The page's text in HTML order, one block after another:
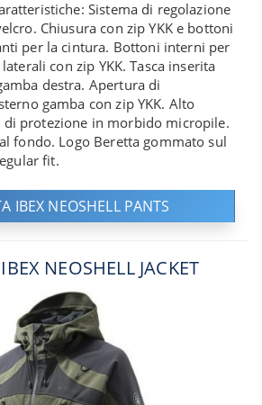
Sistema di regolazione
Chiusura con zip YKK e bottoni
per la cintura. Bottoni interni per
con zip YKK. Tasca inserita
destra. Apertura di
gamba con zip YKK. Alto
protezione in morbido micropile.
fondo. Logo Beretta gommato sul
fit.
IBEX NEOSHELL PANTS
NEOSHELL JACKET